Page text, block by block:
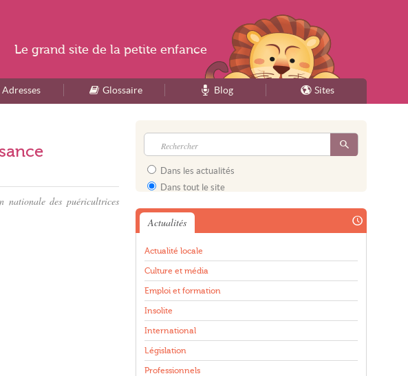
Adresses Glossaire Blog Sites
nationale des puéricultrices
Dans les actualités
Dans tout le site
Actualités
Actualité locale
Culture et média
Emploi et formation
Insolite
International
Législation
Professionnels
Le grand site de la petite enfance